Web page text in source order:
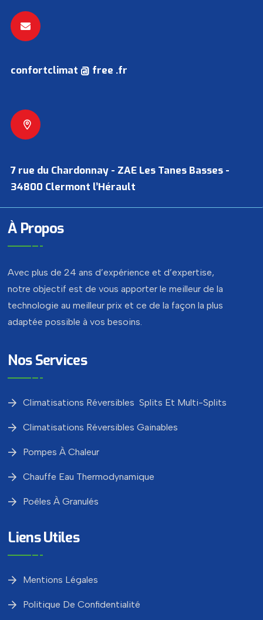
confortclimat @ free .fr
7 rue du Chardonnay - ZAE Les Tanes Basses -
34800 Clermont l’Hérault
À Propos
Avec plus de 24 ans d’expérience et d’expertise,
notre objectif est de vous apporter le meilleur de la
technologie au meilleur prix et ce de la façon la plus
adaptée possible à vos besoins.
Nos Services
Climatisations Réversibles Splits Et Multi-Splits
Climatisations Réversibles Gainables
Pompes À Chaleur
Chauffe Eau Thermodynamique
Poêles À Granulés
Liens Utiles
Mentions Légales
Politique De Confidentialité